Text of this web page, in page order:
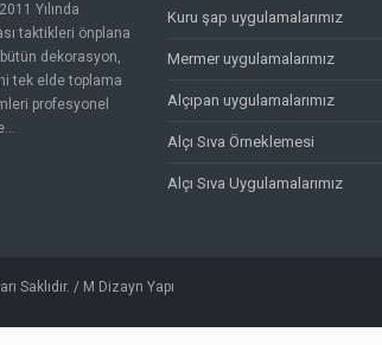
Yılında
taktikleri önplana
dekorasyon,
tek elde toplama
profesyonel
Kuru şap uygulamalarımız
Mermer uygulamalarımız
Alçıpan uygulamalarımız
Alçı Sıva Örneklemesi
Alçı Sıva Uygulamalarımız
Saklıdır. / M Dizayn Yapı